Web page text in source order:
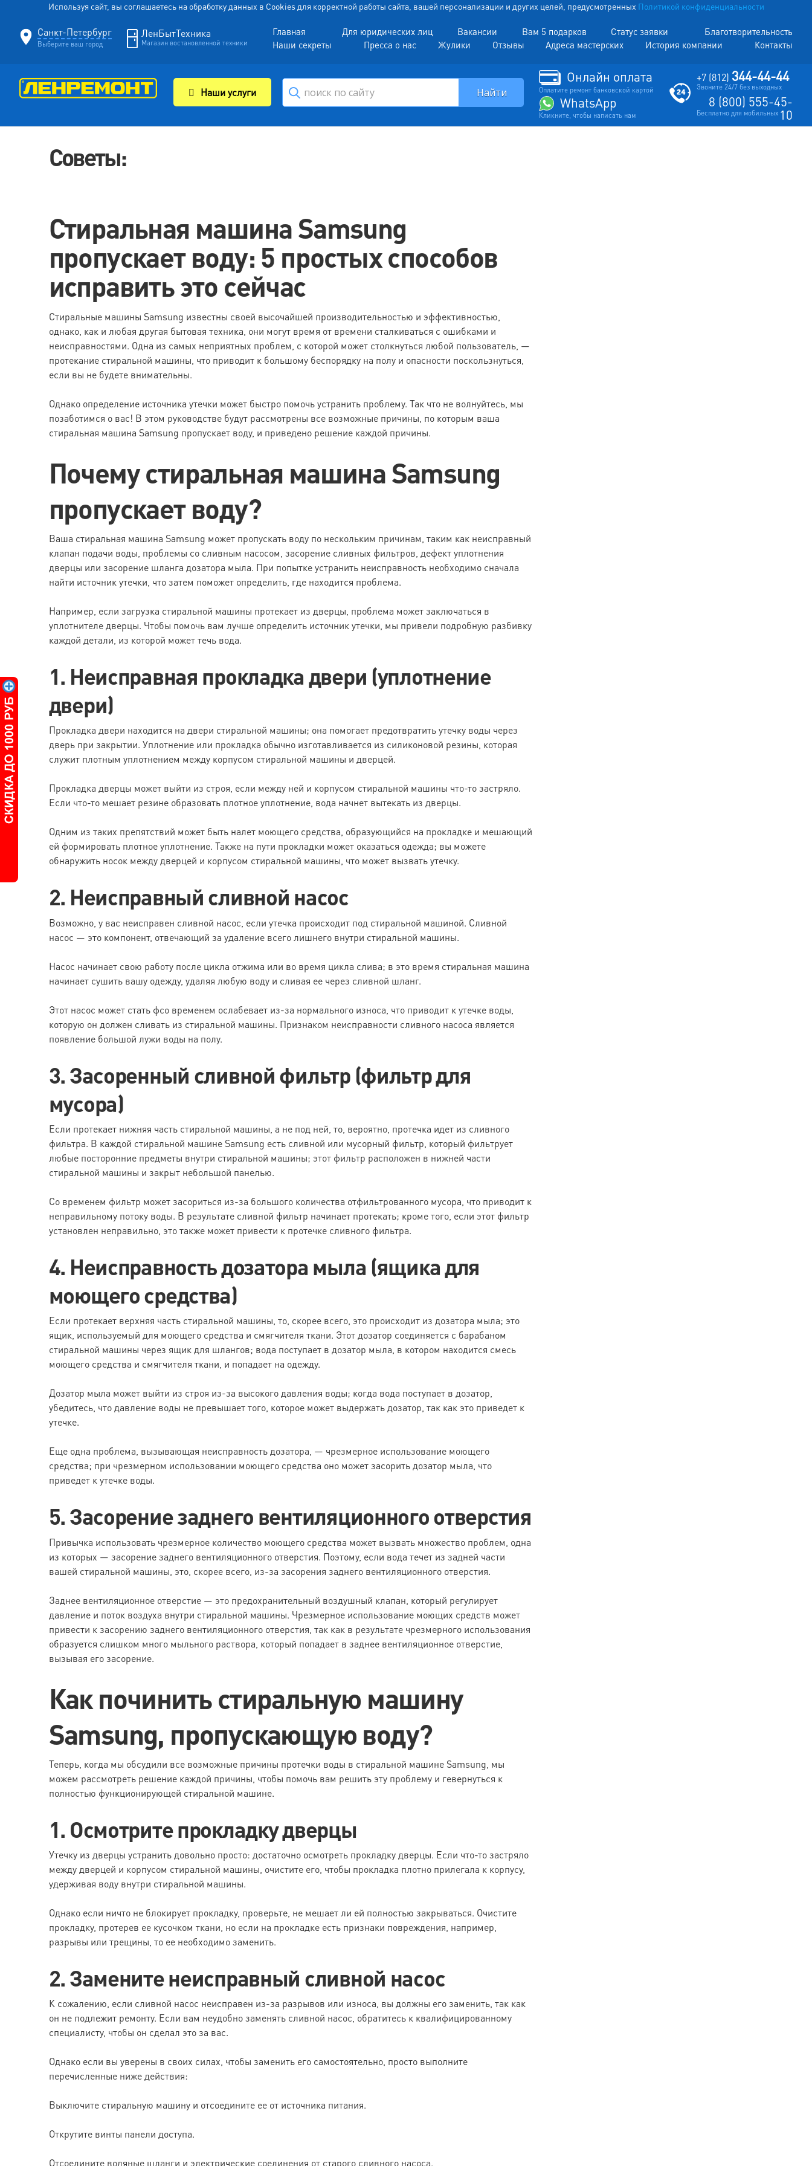
Используя сайт, вы соглашаетесь на обработку данных в Cookies для корректной работы сайта, вашей персонализации и других целей, предусмотренных Политикой конфиденциальности
Санкт-Петербург
Выберите ваш город
ЛенБытТехника
Магазин востановленной техники
Главная Для юридических лиц Вакансии Вам 5 подарков Статус заявки
Благотворительность
Наши секреты
Пресса о нас Жулики Отзывы Адреса мастерских История компании Контакты
Наши услуги
Онлайн оплата
Оплатите ремонт банковской картой
WhatsApp
Кликните, чтобы написать нам
+7 (812) 344-44-44
Звоните 24/7 без выходных
8 (800) 555-45-
10
Бесплатно для мобильных
Советы:
Стиральная машина Samsung
пропускает воду: 5 простых способов
исправить это сейчас
Стиральные машины Samsung известны своей высочайшей производительностью и эффективностью,
однако, как и любая другая бытовая техника, они могут время от времени сталкиваться с ошибками и
неисправностями. Одна из самых неприятных проблем, с которой может столкнуться любой пользователь, —
протекание стиральной машины, что приводит к большому беспорядку на полу и опасности поскользнуться,
если вы не будете внимательны.
Однако определение источника утечки может быстро помочь устранить проблему. Так что не волнуйтесь, мы
позаботимся о вас! В этом руководстве будут рассмотрены все возможные причины, по которым ваша
стиральная машина Samsung пропускает воду, и приведено решение каждой причины.
Почему стиральная машина Samsung
пропускает воду?
Ваша стиральная машина Samsung может пропускать воду по нескольким причинам, таким как неисправный
клапан подачи воды, проблемы со сливным насосом, засорение сливных фильтров, дефект уплотнения
дверцы или засорение шланга дозатора мыла. При попытке устранить неисправность необходимо сначала
найти источник утечки, что затем поможет определить, где находится проблема.
Например, если загрузка стиральной машины протекает из дверцы, проблема может заключаться в
уплотнителе дверцы. Чтобы помочь вам лучше определить источник утечки, мы привели подробную разбивку
каждой детали, из которой может течь вода.
1. Неисправная прокладка двери (уплотнение
двери)
Прокладка двери находится на двери стиральной машины; она помогает предотвратить утечку воды через
дверь при закрытии. Уплотнение или прокладка обычно изготавливается из силиконовой резины, которая
служит плотным уплотнением между корпусом стиральной машины и дверцей.
Прокладка дверцы может выйти из строя, если между ней и корпусом стиральной машины что-то застряло.
Если что-то мешает резине образовать плотное уплотнение, вода начнет вытекать из дверцы.
Одним из таких препятствий может быть налет моющего средства, образующийся на прокладке и мешающий
ей формировать плотное уплотнение. Также на пути прокладки может оказаться одежда; вы можете
обнаружить носок между дверцей и корпусом стиральной машины, что может вызвать утечку.
2. Неисправный сливной насос
Возможно, у вас неисправен сливной насос, если утечка происходит под стиральной машиной. Сливной
насос — это компонент, отвечающий за удаление всего лишнего внутри стиральной машины.
Насос начинает свою работу после цикла отжима или во время цикла слива; в это время стиральная машина
начинает сушить вашу одежду, удаляя любую воду и сливая ее через сливной шланг.
Этот насос может стать фсо временем ослабевает из-за нормального износа, что приводит к утечке воды,
которую он должен сливать из стиральной машины. Признаком неисправности сливного насоса является
появление большой лужи воды на полу.
3. Засоренный сливной фильтр (фильтр для
мусора)
Если протекает нижняя часть стиральной машины, а не под ней, то, вероятно, протечка идет из сливного
фильтра. В каждой стиральной машине Samsung есть сливной или мусорный фильтр, который фильтрует
любые посторонние предметы внутри стиральной машины; этот фильтр расположен в нижней части
стиральной машины и закрыт небольшой панелью.
Со временем фильтр может засориться из-за большого количества отфильтрованного мусора, что приводит к
неправильному потоку воды. В результате сливной фильтр начинает протекать; кроме того, если этот фильтр
установлен неправильно, это также может привести к протечке сливного фильтра.
4. Неисправность дозатора мыла (ящика для
моющего средства)
Если протекает верхняя часть стиральной машины, то, скорее всего, это происходит из дозатора мыла; это
ящик, используемый для моющего средства и смягчителя ткани. Этот дозатор соединяется с барабаном
стиральной машины через ящик для шлангов; вода поступает в дозатор мыла, в котором находится смесь
моющего средства и смягчителя ткани, и попадает на одежду.
Дозатор мыла может выйти из строя из-за высокого давления воды; когда вода поступает в дозатор,
убедитесь, что давление воды не превышает того, которое может выдержать дозатор, так как это приведет к
утечке.
Еще одна проблема, вызывающая неисправность дозатора, — чрезмерное использование моющего
средства; при чрезмерном использовании моющего средства оно может засорить дозатор мыла, что
приведет к утечке воды.
5. Засорение заднего вентиляционного отверстия
Привычка использовать чрезмерное количество моющего средства может вызвать множество проблем, одна
из которых — засорение заднего вентиляционного отверстия. Поэтому, если вода течет из задней части
вашей стиральной машины, это, скорее всего, из-за засорения заднего вентиляционного отверстия.
Заднее вентиляционное отверстие — это предохранительный воздушный клапан, который регулирует
давление и поток воздуха внутри стиральной машины. Чрезмерное использование моющих средств может
привести к засорению заднего вентиляционного отверстия, так как в результате чрезмерного использования
образуется слишком много мыльного раствора, который попадает в заднее вентиляционное отверстие,
вызывая его засорение.
Как починить стиральную машину
Samsung, пропускающую воду?
Теперь, когда мы обсудили все возможные причины протечки воды в стиральной машине Samsung, мы
можем рассмотреть решение каждой причины, чтобы помочь вам решить эту проблему и гевернуться к
полностью функционирующей стиральной машине.
1. Осмотрите прокладку дверцы
Утечку из дверцы устранить довольно просто: достаточно осмотреть прокладку дверцы. Если что-то застряло
между дверцей и корпусом стиральной машины, очистите его, чтобы прокладка плотно прилегала к корпусу,
удерживая воду внутри стиральной машины.
Однако если ничто не блокирует прокладку, проверьте, не мешает ли ей полностью закрываться. Очистите
прокладку, протерев ее кусочком ткани, но если на прокладке есть признаки повреждения, например,
разрывы или трещины, то ее необходимо заменить.
2. Замените неисправный сливной насос
К сожалению, если сливной насос неисправен из-за разрывов или износа, вы должны его заменить, так как
он не подлежит ремонту. Если вам неудобно заменять сливной насос, обратитесь к квалифицированному
специалисту, чтобы он сделал это за вас.
Однако если вы уверены в своих силах, чтобы заменить его самостоятельно, просто выполните
перечисленные ниже действия:
Выключите стиральную машину и отсоедините ее от источника питания.
Открутите винты панели доступа.
Отсоедините водяные шланги и электрические соединения от старого сливного насоса.